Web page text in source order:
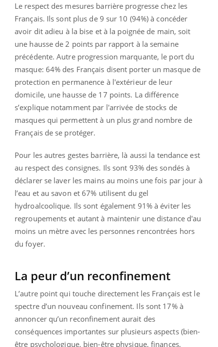
Le respect des mesures barrière progresse chez les
Français. Ils sont plus de 9 sur 10 (94%) à concéder
avoir dit adieu à la bise et à la poignée de main, soit
une hausse de 2 points par rapport à la semaine
précédente. Autre progression marquante, le port du
masque: 64% des Français disent porter un masque de
protection en permanence à l'extérieur de leur
domicile, une hausse de 17 points. La différence
s’explique notamment par l'arrivée de stocks de
masques qui permettent à un plus grand nombre de
Français de se protéger.
Pour les autres gestes barrière, là aussi la tendance est
au respect des consignes. Ils sont 93% des sondés à
déclarer se laver les mains au moins une fois par jour à
l’eau et au savon et 67% utilisent du gel
hydroalcoolique. Ils sont également 91% à éviter les
regroupements et autant à maintenir une distance d'au
moins un mètre avec les personnes rencontrées hors
du foyer.
La peur d’un reconfinement
L’autre point qui touche directement les Français est le
spectre d’un nouveau confinement. Ils sont 17% à
annoncer qu’un reconfinement aurait des
conséquences importantes sur plusieurs aspects (bien-
être psychologique, bien-être physique, finances,